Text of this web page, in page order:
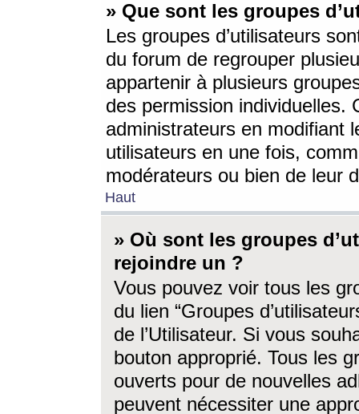
» Que sont les groupes
Les groupes d’utilisateurs
du forum de regrouper
appartenir à plusieurs
des permission individuelles.
administrateurs en modifiant
utilisateurs en une fois,
modérateurs ou bien de leur
Haut
» Où sont les groupes
rejoindre un ?
Vous pouvez voir tous les
du lien “Groupes
de l’Utilisateur. Si vous
bouton approprié. Tous les
ouverts pour de nouvelles
peuvent nécessiter une